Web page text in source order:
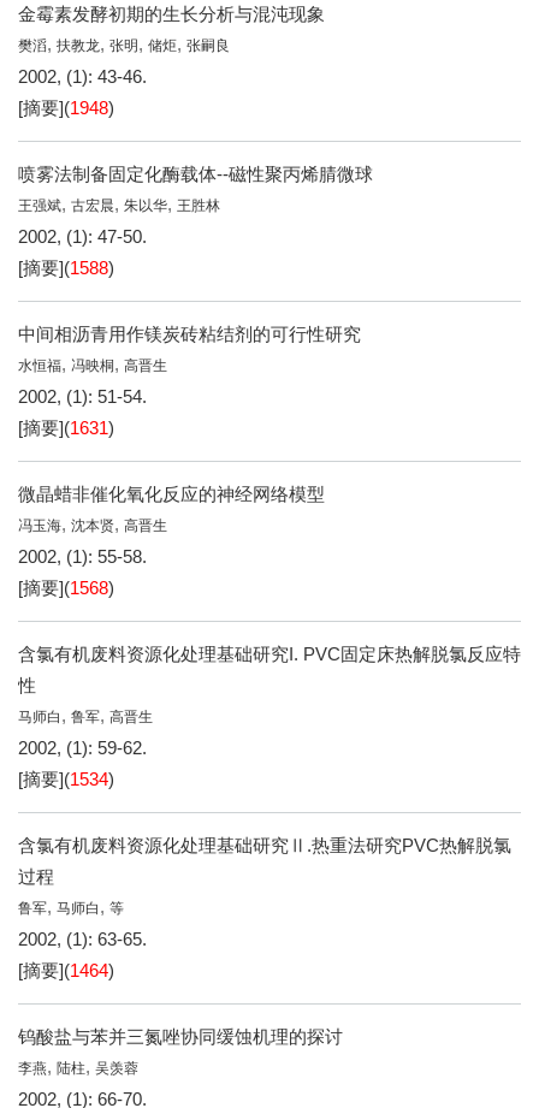
金霉素发酵初期的生长分析与混沌现象
樊滔, 扶教龙, 张明 , 储炬, 张嗣良
2002, (1): 43-46.
[摘要](1948)
喷雾法制备固定化酶载体--磁性聚丙烯腈微球
王强斌, 古宏晨, 朱以华, 王胜林
2002, (1): 47-50.
[摘要](1588)
中间相沥青用作镁炭砖粘结剂的可行性研究
水恒福, 冯映桐, 高晋生
2002, (1): 51-54.
[摘要](1631)
微晶蜡非催化氧化反应的神经网络模型
冯玉海, 沈本贤, 高晋生
2002, (1): 55-58.
[摘要](1568)
含氯有机废料资源化处理基础研究I. PVC固定床热解脱氯反应特
性
马师白 , 鲁军, 高晋生
2002, (1): 59-62.
[摘要](1534)
含氯有机废料资源化处理基础研究Ⅱ.热重法研究PVC热解脱氯
过程
鲁军, 马师白 , 等
2002, (1): 63-65.
[摘要](1464)
钨酸盐与苯并三氮唑协同缓蚀机理的探讨
李燕, 陆柱, 吴羡蓉
2002, (1): 66-70.